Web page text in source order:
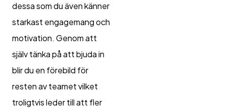
dessa som du även känner
starkast engagemang och
motivation. Genom att
själv tänka på att bjuda in
blir du en förebild för
resten av teamet vilket
troligtvis leder till att fler